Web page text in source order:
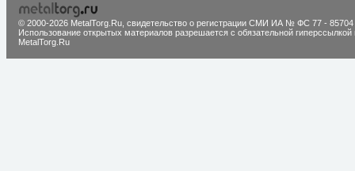
© 2000-2026 MetalTorg.Ru, cвидетельство о регистрации СМИ ИА № ФС 77 - 85704
Использование открытых материалов разрешается с обязательной гиперссылкой
MetalTorg.Ru